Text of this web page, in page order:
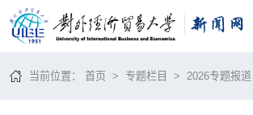
当前位置：首页 >专题栏目 > 2026专题报道